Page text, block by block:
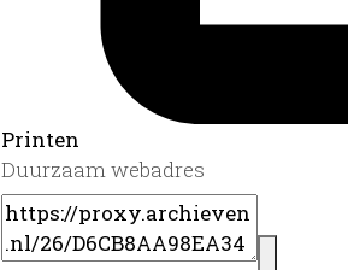
Printen
Duurzaam webadres